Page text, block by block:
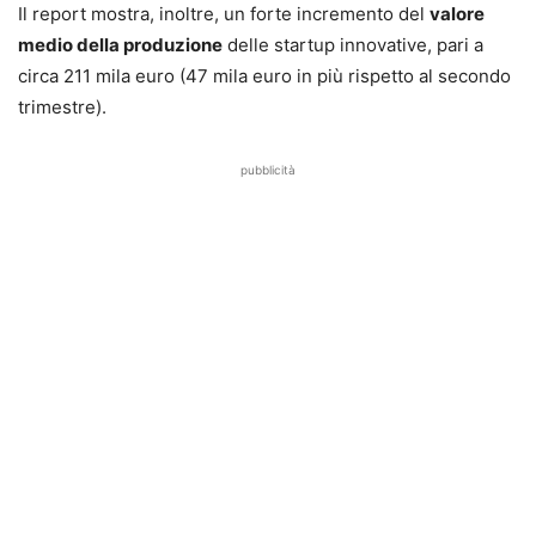
Il report mostra, inoltre, un forte incremento del valore
medio della produzione delle startup innovative, pari a
circa 211 mila euro (47 mila euro in più rispetto al secondo
trimestre).
pubblicità